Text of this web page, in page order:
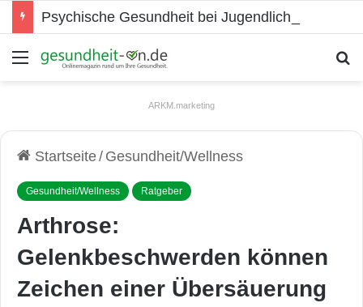
Psychische Gesundheit bei Jugendlichen
Menü
ARKM.marketing
Startseite/ Gesundheit/Wellness
Gesundheit/Wellness Ratgeber
Arthrose:
Gelenkbeschwerden können
Zeichen einer Übersäuerung